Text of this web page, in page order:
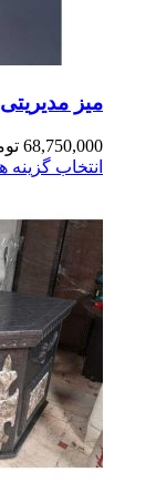
مدیریتی
تومان
گزینه ها